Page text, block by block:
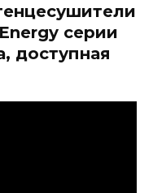
серии
доступная